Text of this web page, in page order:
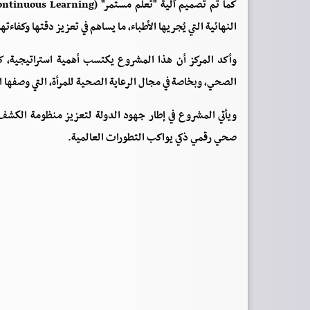
النهائية التي يُجريها الأطباء، ما يساهم في تعزيز دقتها
وأكد المركز أن هذا المشروع يكتسب أهمية
الصحي، وبخاصة في مجال الرعاية الصحية للمرأة، التي
ويأتي المشروع في إطار جهود الدولة لتعزيز منظومة
صحي رقمي ذكي يواكب التطورات العالمية.